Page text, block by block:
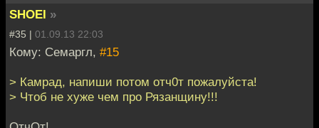
SHOEI »
#35 | 01.09.13 22:03
Кому: Семаргл, #15
> Камрад, напиши потом отч0т пожалуйста!
> Чтоб не хуже чем про Рязанщину!!!